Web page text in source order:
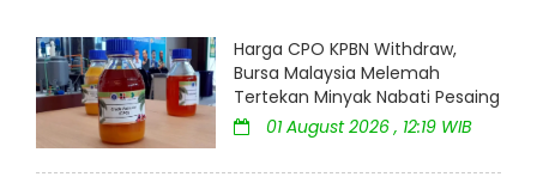
Harga CPO KPBN Withdraw,
Bursa Malaysia Melemah
Tertekan Minyak Nabati Pesaing
01 August 2026 , 12:19 WIB